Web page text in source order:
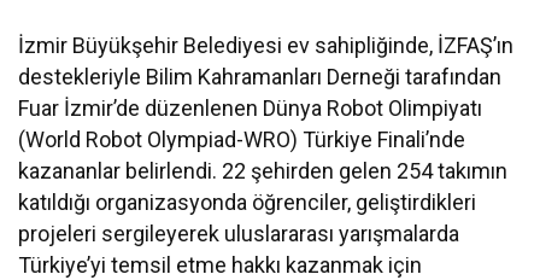
İzmir Büyükşehir Belediyesi ev sahipliğinde, İZFAŞ’ın
destekleriyle Bilim Kahramanları Derneği tarafından
Fuar İzmir’de düzenlenen Dünya Robot Olimpiyatı
(World Robot Olympiad-WRO) Türkiye Finali’nde
kazananlar belirlendi. 22 şehirden gelen 254 takımın
katıldığı organizasyonda öğrenciler, geliştirdikleri
projeleri sergileyerek uluslararası yarışmalarda
Türkiye’yi temsil etme hakkı kazanmak için